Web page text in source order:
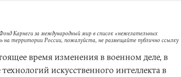
Карнеги за международный мир в список «нежелательных
на территории России, пожалуйста, не размещайте публично ссылку
время изменения в военном деле, в
искусственного интеллекта в